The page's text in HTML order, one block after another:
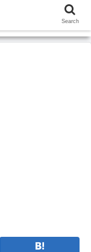
Search